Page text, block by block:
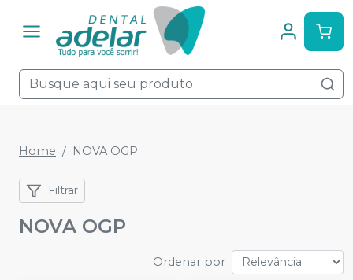
Home NOVA OGP
Filtrar
NOVA OGP
Ordenar por